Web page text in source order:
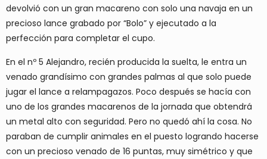
devolvió con un gran macareno con solo una navaja en un
precioso lance grabado por “Bolo” y ejecutado a la
perfección para completar el cupo.
En el nº 5 Alejandro, recién producida la suelta, le entra un
venado grandísimo con grandes palmas al que solo puede
jugar el lance a relampagazos. Poco después se hacía con
uno de los grandes macarenos de la jornada que obtendrá
un metal alto con seguridad. Pero no quedó ahí la cosa. No
paraban de cumplir animales en el puesto logrando hacerse
con un precioso venado de 16 puntas, muy simétrico y que